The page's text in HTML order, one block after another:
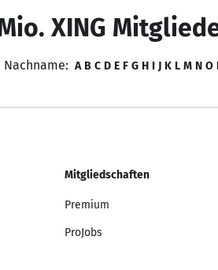
XING
Nachname: A B C D E F G H I J K L M N O
Mitgliedschaften
Premium
ProJobs